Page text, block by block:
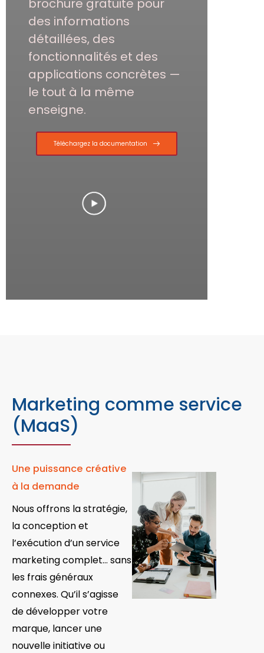
brochure gratuite pour
des informations
détaillées, des
fonctionnalités et des
applications concrètes —
le tout à la même
enseigne.
Téléchargez la documentation
Marketing comme service
(MaaS)
Une puissance créative
à la demande
Nous offrons la stratégie,
la conception et
l’exécution d’un service
marketing complet… sans
les frais généraux
connexes. Qu’il s’agisse
de développer votre
marque, lancer une
nouvelle initiative ou